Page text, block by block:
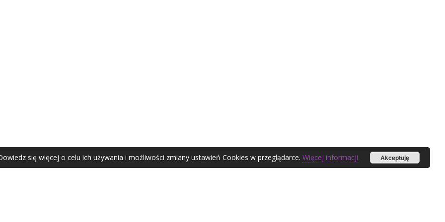
Agata Zubel © 2021
się więcej o celu ich używania i możliwości zmiany ustawień Cookies w przeglądarce. Więcej informacji Akceptuję